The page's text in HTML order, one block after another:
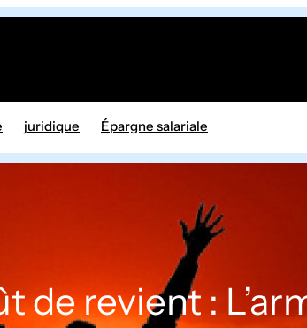
juridique Épargne salariale
de revient :